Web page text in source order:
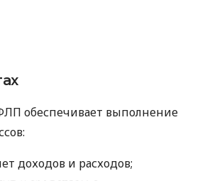
обеспечивает выполнение
доходов и расходов;